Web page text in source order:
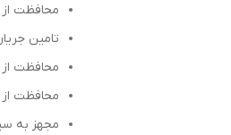
محافظت از
تامین جریان بار
محافظت از کلیه
محافظت از
مجهز به